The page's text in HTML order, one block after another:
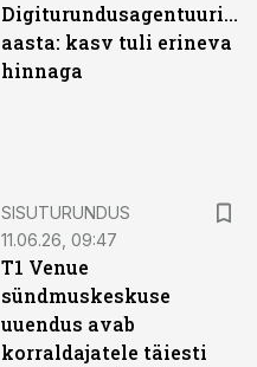
Digiturundusagentuuride
aasta: kasv tuli erineva
hinnaga
SISUTURUNDUS
11.06.26, 09:47
T1 Venue
sündmuskeskuse
uuendus avab
korraldajatele täiesti